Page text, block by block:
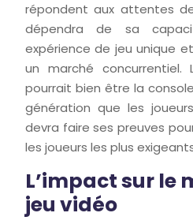
répondent aux attentes
dépendra de sa
expérience de jeu unique
un marché concurrentiel.
pourrait bien être la
génération que les
devra faire ses preuves
les joueurs les plus
L’impact sur le
jeu vidéo